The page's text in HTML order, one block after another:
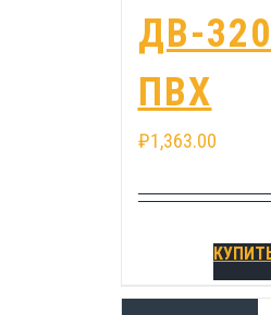
ДВ-
ПВХ
₽1,363.00